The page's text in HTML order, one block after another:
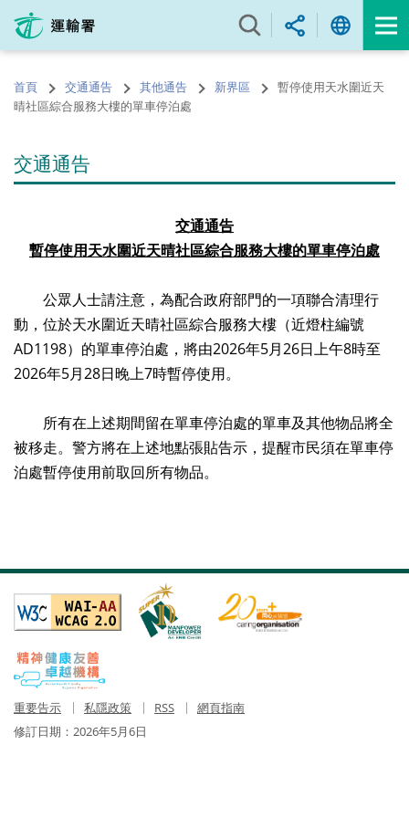
內
的
開
首頁 交通通告 其他通告 新界區
暫停使用天水圍近天
晴社區綜合服務大樓的單車停泊處
交通通告
交通通告
暫停使用天水圍近天晴社區綜合服務大樓的單車停泊處
公眾人士請注意，為配合政府部門的一項聯合清理行
動，位於天水圍近天晴社區綜合服務大樓（近燈柱編號
AD1198）的單車停泊處，將由2026年5月26日上午8時至
2026年5月28日晚上7時暫停使用。
所有在上述期間留在單車停泊處的單車及其他物品將全
被移走。警方將在上述地點張貼告示，提醒市民須在單車停
泊處暫停使用前取回所有物品。
重要告示 私隱政策 RSS
網頁指南
修訂日期： 2026年5月6日